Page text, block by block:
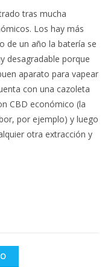
tras mucha
Los hay más
de un año la batería se
desagradable porque
aparato para vapear
con una cazoleta
CBD económico (la
por ejemplo) y luego
otra extracción y